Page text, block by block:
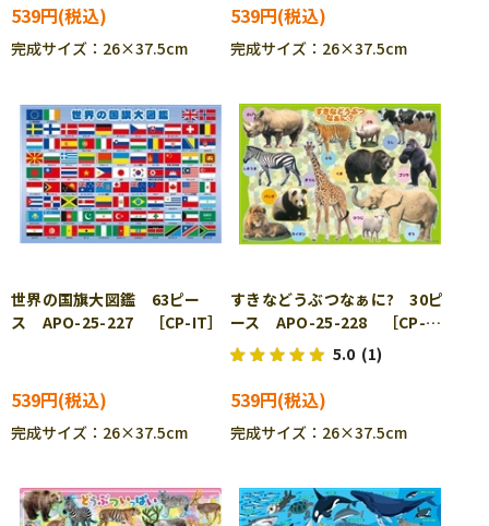
539円
完成サイズ：26×37.5cm
539円
完成サイズ：26×37.5cm
世界の国旗大図鑑 63ピー
ス APO-25-227 ［CP-IT］
539円
完成サイズ：26×37.5cm
すきなどうぶつなぁに? 30ピ
ース APO-25-228 ［CP-
IT］
5.0 (1)
539円
完成サイズ：26×37.5cm